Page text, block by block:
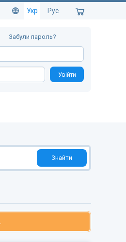
Укр Рус
Забули пароль?
Увійти
Знайти